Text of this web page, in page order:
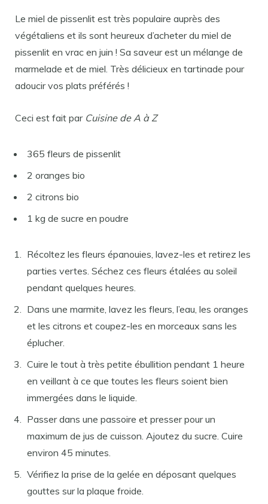
Le miel de pissenlit est très populaire auprès des
végétaliens et ils sont heureux d’acheter du miel de
pissenlit en vrac en juin ! Sa saveur est un mélange de
marmelade et de miel. Très délicieux en tartinade pour
adoucir vos plats préférés !
Ceci est fait par Cuisine de A à Z
365 fleurs de pissenlit
2 oranges bio
2 citrons bio
1 kg de sucre en poudre
Récoltez les fleurs épanouies, lavez-les et retirez les
parties vertes. Séchez ces fleurs étalées au soleil
pendant quelques heures.
Dans une marmite, lavez les fleurs, l’eau, les oranges
et les citrons et coupez-les en morceaux sans les
éplucher.
Cuire le tout à très petite ébullition pendant 1 heure
en veillant à ce que toutes les fleurs soient bien
immergées dans le liquide.
Passer dans une passoire et presser pour un
maximum de jus de cuisson. Ajoutez du sucre. Cuire
environ 45 minutes.
Vérifiez la prise de la gelée en déposant quelques
gouttes sur la plaque froide.